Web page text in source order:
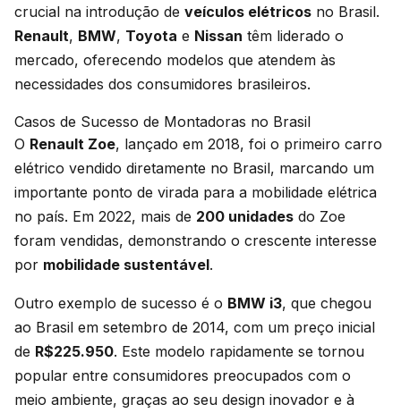
crucial na introdução de veículos elétricos no Brasil.
Renault, BMW, Toyota e Nissan têm liderado o
mercado, oferecendo modelos que atendem às
necessidades dos consumidores brasileiros.
Casos de Sucesso de Montadoras no Brasil
O Renault Zoe, lançado em 2018, foi o primeiro carro
elétrico vendido diretamente no Brasil, marcando um
importante ponto de virada para a mobilidade elétrica
no país. Em 2022, mais de 200 unidades do Zoe
foram vendidas, demonstrando o crescente interesse
por mobilidade sustentável.
Outro exemplo de sucesso é o BMW i3, que chegou
ao Brasil em setembro de 2014, com um preço inicial
de R$225.950. Este modelo rapidamente se tornou
popular entre consumidores preocupados com o
meio ambiente, graças ao seu design inovador e à